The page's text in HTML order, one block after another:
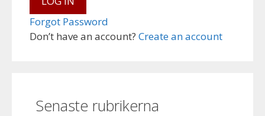
Don’t have an account? Create an account
Forgot Password
Senaste rubrikerna